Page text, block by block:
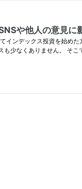
や他人の意見に
インデックス投資を始め
も少なくありません。 そ